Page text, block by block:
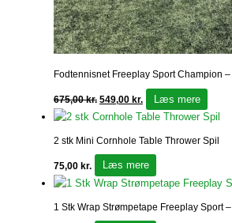
Fodtennisnet Freeplay Sport Champion
675,00kr. 549,00 kr. Læs mere
2 stk Mini Cornhole Table Thrower Spil
75,00 kr. Læs mere
1 Stk Wrap Strømpetape Freeplay Sport